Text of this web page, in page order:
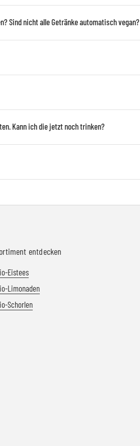
Sind nicht alle Getränke automatisch vegan?
Kann ich die jetzt noch trinken?
entdecken
Eistees
Limonaden
Schorlen